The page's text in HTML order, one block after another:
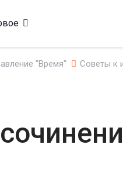
"Время" Советы к